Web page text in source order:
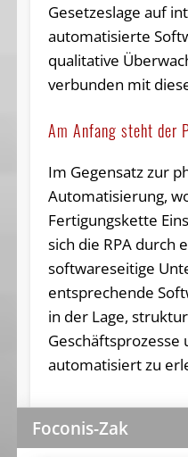
Gesetzeslage auf
automatisierte
qualitative
verbunden mit
Am Anfang steht der
Im Gegensatz zur
Automatisierung,
Fertigungskette
sich die RPA durch
softwareseitige
entsprechende
in der Lage,
Geschäftsprozesse
automatisiert zu
Foconis-Zak